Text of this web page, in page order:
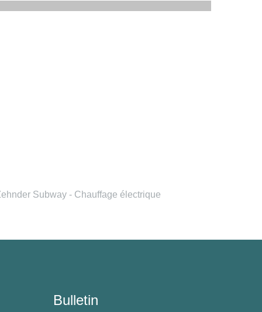
Subway - Chauffage électrique
Bulletin